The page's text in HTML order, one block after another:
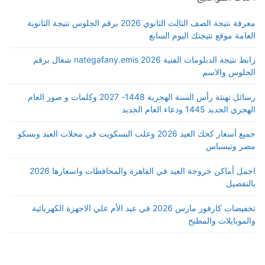
معرفة نتيجة الصف الثالث الثانوي 2026 برقم الجلوس نتيجة الثانوية
العامة موقع نتيجتك اليوم السابع
رابط نتيجة الدبلومات الفنية 2026 nategafany.emis شغال برقم
الجلوس والاسم
رسائل تهنئة رأس السنة الهجرية 1448- 2027 وكلمات و صور العام
الهجري الجديد 1445 ودعاء العام الجديد
جميع أسعار كحك العيد 2026 وعلب البسكويت في محلات العبد وبسكو
مصر وتيسباس
اجمل أماكن خروجة العيد في القاهرة والمحافظات واسعارها 2026
بالتفصيل
تخفيضات كارفور مارس 2026 في عيد الأم علي الاجهزة الكهربائية
والموبايلات والمطبخ